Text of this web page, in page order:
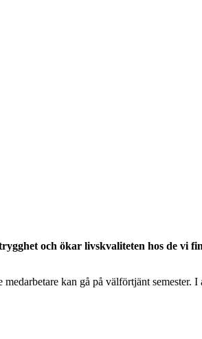
och ökar livskvaliteten hos de vi
kan gå på välförtjänt semester.